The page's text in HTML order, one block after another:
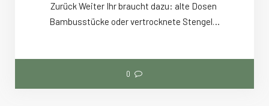
Zurück Weiter Ihr braucht dazu: alte Dosen
Bambusstücke oder vertrocknete Stengel…
0